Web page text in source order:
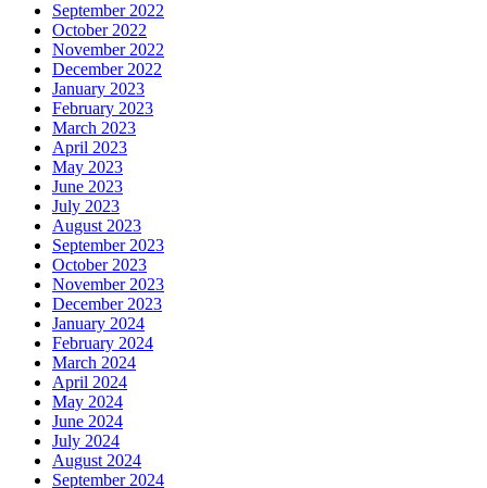
September 2022
October 2022
November 2022
December 2022
January 2023
February 2023
March 2023
April 2023
May 2023
June 2023
July 2023
August 2023
September 2023
October 2023
November 2023
December 2023
January 2024
February 2024
March 2024
April 2024
May 2024
June 2024
July 2024
August 2024
September 2024